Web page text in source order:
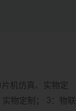
机仿真、实物定
物定制； 3：物联